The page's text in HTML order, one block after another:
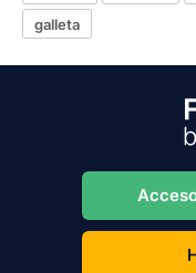
galleta